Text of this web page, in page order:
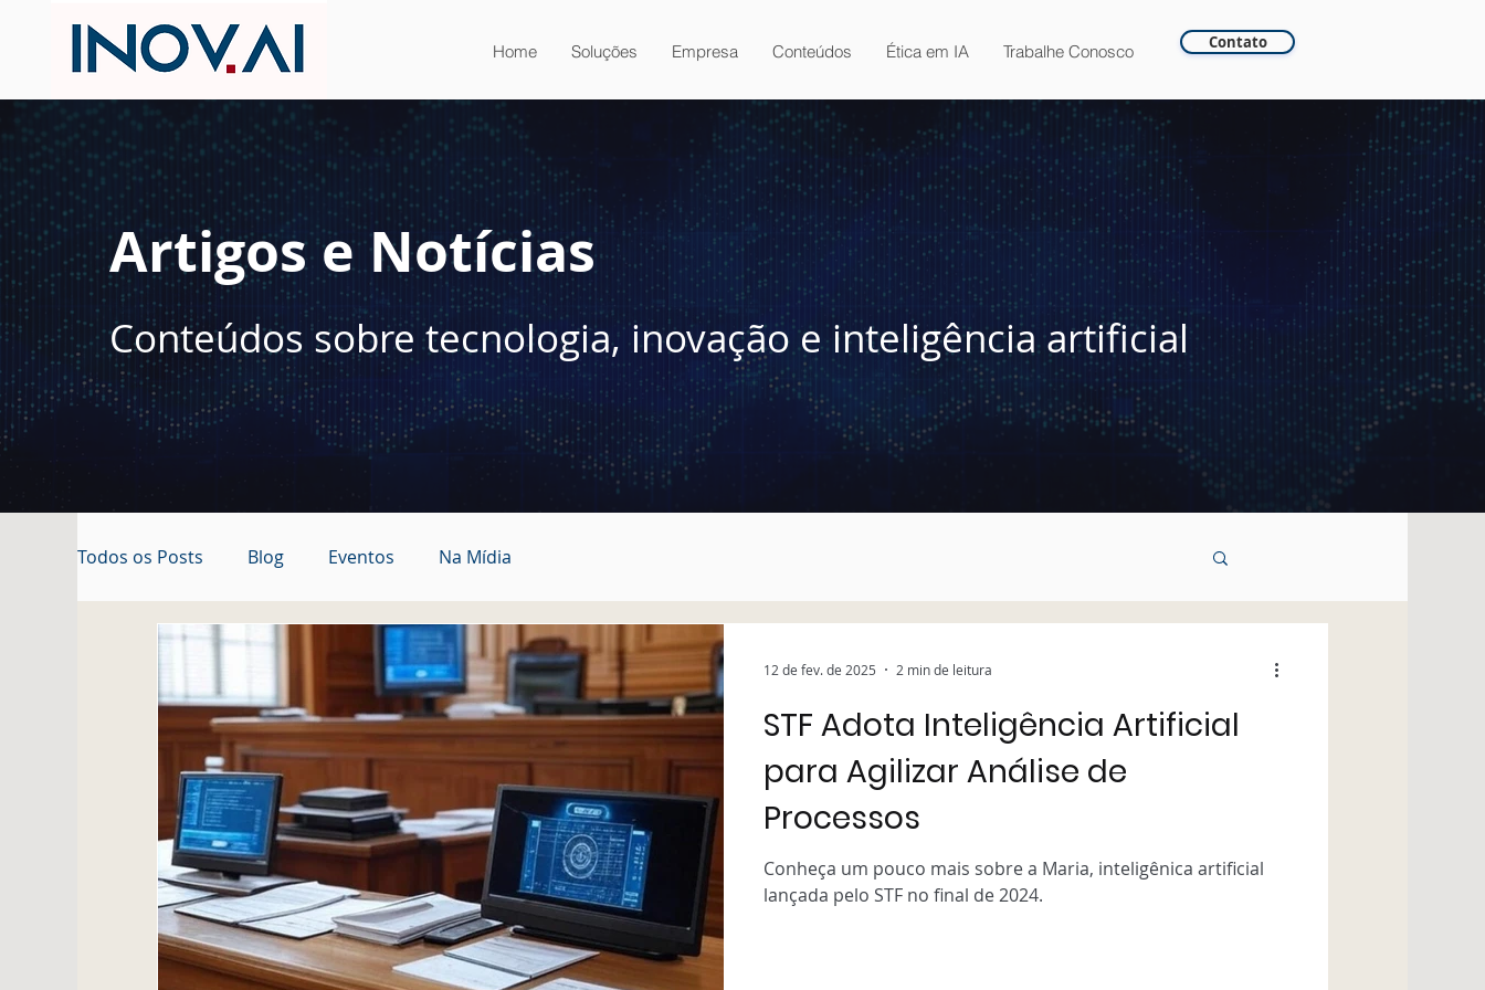
Home Soluções Empresa Conteúdos Ética em IA Trabalhe Conosco Contato
Artigos e Notícias
Conteúdos sobre tecnologia, inovação e inteligência artificial
Todos os Posts Blog Eventos Na Mídia
STF Adota Inteligência Artificial
para Agilizar Análise de
Processos
Conheça um pouco mais sobre a Maria, inteligênica artificial
lançada pelo STF no final de 2024.
12 de fev. de 2025 2 min de leitura